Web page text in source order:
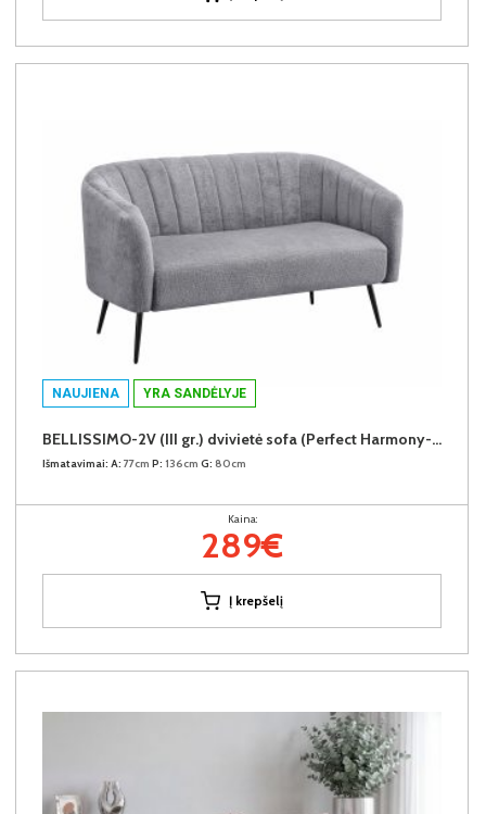
NAUJIENA YRA SANDĖLYJE
BELLISSIMO-2V (III gr.) dvivietė sofa (Perfect Harmony-85)
Išmatavimai: A: 77cm P: 136cm G: 80cm
Kaina:
289€
Į krepšelį